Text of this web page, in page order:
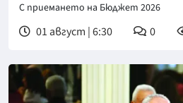
С приемането на Бюджет 2026
01 август | 6:30 0